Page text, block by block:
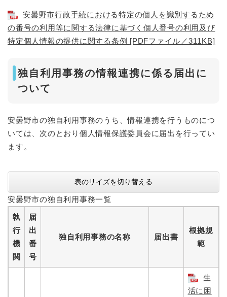
安曇野市行政手続における特定の個人を識別するため
の番号の利用等に関する法律に基づく個人番号の利用及び
特定個人情報の提供に関する条例 [PDFファイル／311KB]
独自利用事務の情報連携に係る届出に
ついて
安曇野市の独自利用事務のうち、情報連携を行うものにつ
いては、次のとおり個人情報保護委員会に届出を行ってい
ます。
表のサイズを切り替える
安曇野市の独自利用事務一覧
執
行
機
関
届
出
番
号
独自利用事務の名称 届出書
根拠規
範
生
活に困